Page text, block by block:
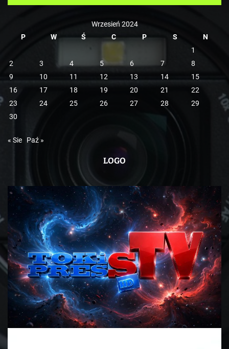
e
Wrzesień 2024
P
W Ś C P S
N
1
2
3 4 5 6 7
8
9
10 11 12 13 14
15
16
17 18 19 20 21
22
23
24 25 26 27 28
29
30
« Sie Paź »
LOGO